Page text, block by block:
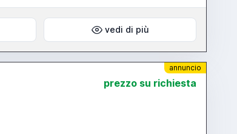
vedi di più
annuncio
prezzo su richiesta